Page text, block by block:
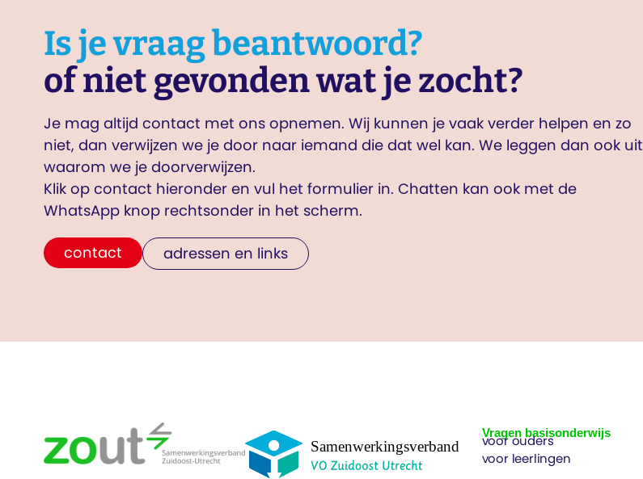
Is je vraag beantwoord?
of niet gevonden wat je zocht?
Je mag altijd contact met ons opnemen. Wij kunnen je vaak verder helpen en zo
niet, dan verwijzen we je door naar iemand die dat wel kan. We leggen dan ook uit
waarom we je doorverwijzen.
Klik op contact hieronder en vul het formulier in. Chatten kan ook met de
WhatsApp knop rechtsonder in het scherm.
contact adressen en links
Vragen basisonderwijs
voor ouders
voor leerlingen